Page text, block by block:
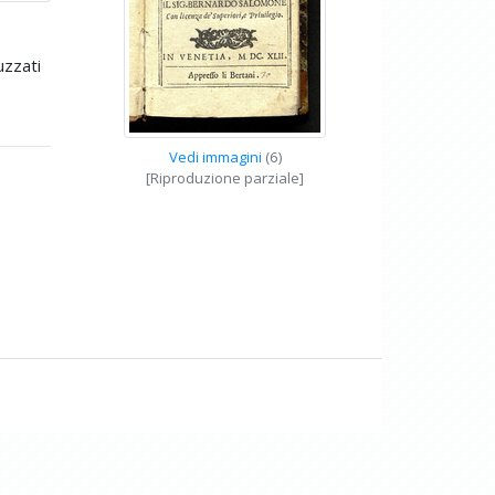
Vedi immagini (6)
[Riproduzione parziale]